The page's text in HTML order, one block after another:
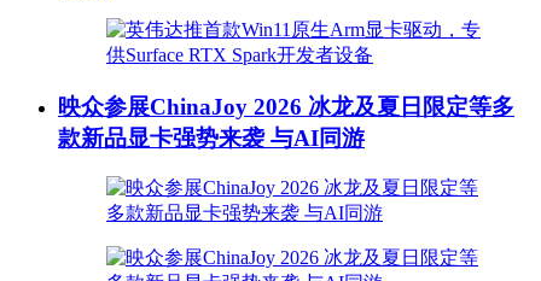
映众参展ChinaJoy 2026 冰龙及夏日限定等多
款新品显卡强势来袭 与AI同游